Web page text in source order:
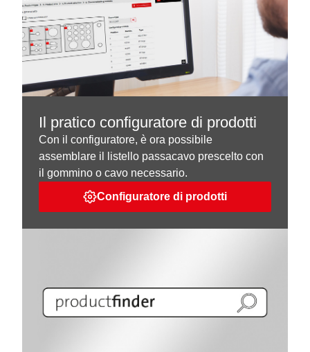
Il pratico configuratore di prodotti
Con il configuratore, è ora possibile
assemblare il listello passacavo prescelto con
il gommino o cavo necessario.
Configuratore di prodotti